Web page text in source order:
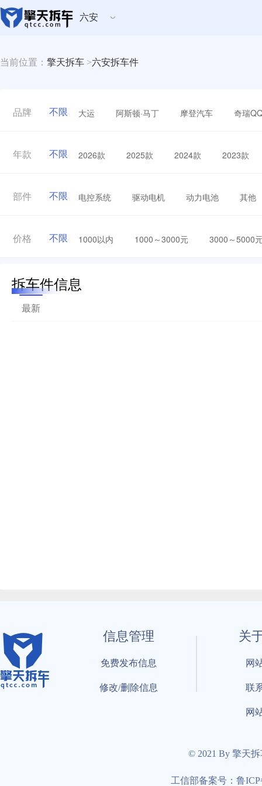
六安
当前位置： 擎天拆车 >六安拆车件
品牌 不限 大运 阿斯顿·马丁 摩登汽车 奇瑞
年款 不限 2026款 2025款 2024款 2023款
部件 不限 电控系统 驱动电机 动力电池 其他
价格 不限 1000以内 1000～3000元 3000～5000
拆车件信息
最新
信息管理
免费发布信息
修改/删除信息
关
网
联
网
© 2021 By 擎天
工信部备案号：鲁